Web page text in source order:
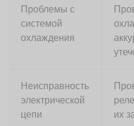
Проблемы с
системой
охлаждения
Неисправность
электрической
цепи
их